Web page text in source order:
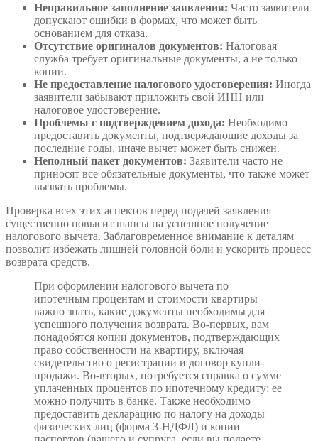
Неправильное заполнение заявления: Часто заявители
допускают ошибки в формах, что может быть
основанием для отказа.
Отсутствие оригиналов документов: Налоговая
служба требует оригинальные документы, а не только
копии.
Не предоставление налогового удостоверения: Иногда
заявители забывают приложить свой ИНН или
налоговое удостоверение.
Проблемы с подтверждением дохода: Необходимо
предоставить документы, подтверждающие доходы за
последние годы, иначе вычет может быть снижен.
Неполный пакет документов: Заявители часто не
приносят все обязательные документы, что также может
вызвать проблемы.
Проверка всех этих аспектов перед подачей заявления
существенно повысит шансы на успешное получение
налогового вычета. Заблаговременное внимание к деталям
позволит избежать лишней головной боли и ускорить процесс
возврата средств.
При оформлении налогового вычета по
ипотечным процентам и стоимости квартиры
важно знать, какие документы необходимы для
успешного получения возврата. Во-первых, вам
понадобятся копии документов, подтверждающих
право собственности на квартиру, включая
свидетельство о регистрации и договор купли-
продажи. Во-вторых, потребуется справка о сумме
уплаченных процентов по ипотечному кредиту; ее
можно получить в банке. Также необходимо
предоставить декларацию по налогу на доходы
физических лиц (форма 3-НДФЛ) и копии